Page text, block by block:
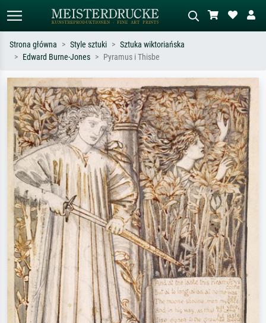
Szukaj wg artysty, tytułu lub stylu – np.
Monet, Gwiaździsta noc,
impresjonizm, fala Hokusaia, akt.
Opisz scenę – np. zielona łąka,
abstrakcja z czerwienią, ciemny olej,
stojący akt obok drzewa.
Strona główna Style sztuki
Sztuka wiktoriańska
Edward Burne-Jones
Pyramus i Thisbe